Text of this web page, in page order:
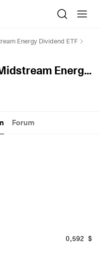
Energy Dividend ETF
HanETF Alerian Midstream Energy Dividend ETF
Forum
0,592 $